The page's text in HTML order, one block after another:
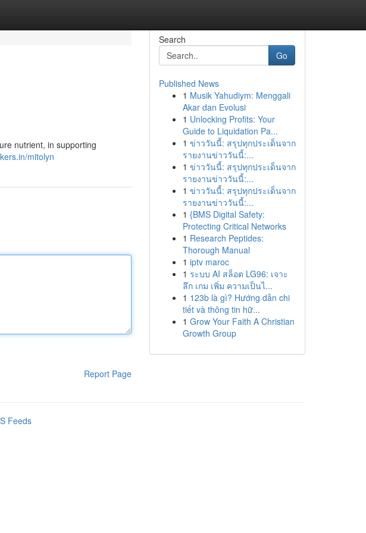
nutrient, in supporting
mitolyn
Report Page
Search
Go
Published News
1 Musik Yahudiym: Menggali
Akar dan Evolusi
1 Unlocking Profits: Your
Guide to Liquidation Pa...
1 ข่าววันนี้: สรุปทุกประเด็นจาก
รายงานข่าววันนี้:...
1 ข่าววันนี้: สรุปทุกประเด็นจาก
รายงานข่าววันนี้:...
1 ข่าววันนี้: สรุปทุกประเด็นจาก
รายงานข่าววันนี้:...
1 {BMS Digital Safety:
Protecting Critical Networks
1 Research Peptides:
Thorough Manual
1 iptv maroc
1 ระบบ AI สล็อต LG96: เจาะ
ลึก เกม เพิ่ม ความเป็นไ...
1 123b là gì? Hướng dẫn chi
tiết và thông tin hữ...
1 Grow Your Faith A Christian
Growth Group
Feeds